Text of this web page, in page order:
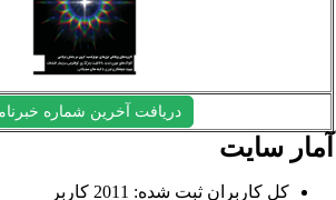
دریافت آخرین شماره خبرنامه
سایت
کل کاربران ثبت شده: 2011 کاربر